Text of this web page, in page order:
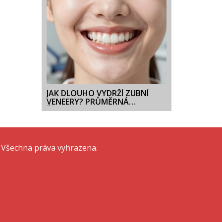
JAK DLOUHO VYDRŽÍ ZUBNÍ
VENEERY? PRŮMĚRNÁ
ŽIVOTNOST A CO NA TO
práva vyhrazena.